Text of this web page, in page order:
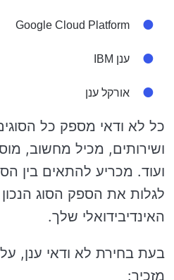
Google Cloud Platform
ענן IBM
אורקל ענן
כל לא ודאי מספק כל
ושירותים, מכיל מחשוב,
ועוד. מכריע להתאים בין
לגלות את הספק הסוג
האינדיבידואלי שלך.
בעת בחירת לא ודאי ענן,
מזכיר: